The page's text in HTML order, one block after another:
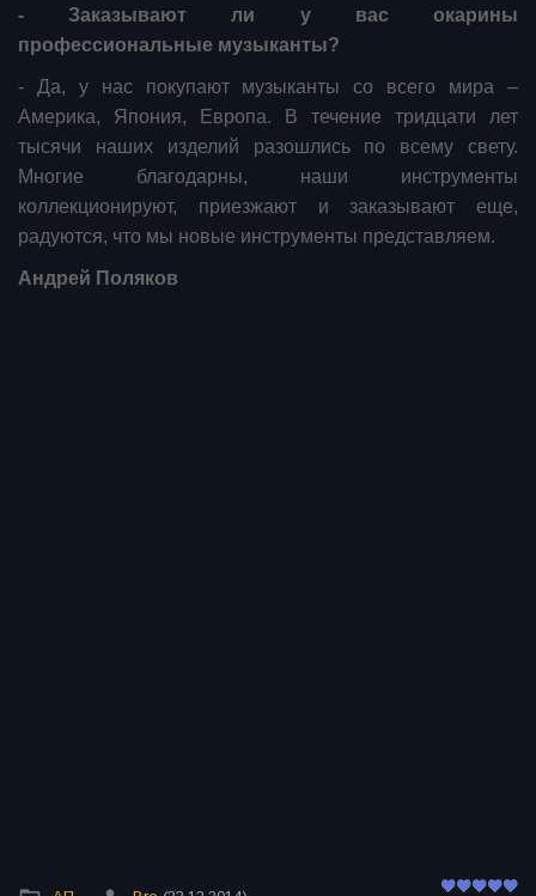
- Заказывают ли у вас окарины
профессиональные музыканты?
- Да, у нас покупают музыканты со всего мира –
Америка, Япония, Европа. В течение тридцати лет
тысячи наших изделий разошлись по всему свету.
Многие благодарны, наши инструменты
коллекционируют, приезжают и заказывают еще,
радуются, что мы новые инструменты представляем.
Андрей Поляков